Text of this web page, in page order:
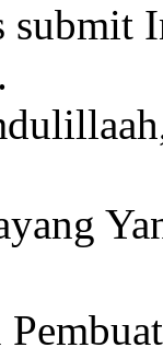
submit